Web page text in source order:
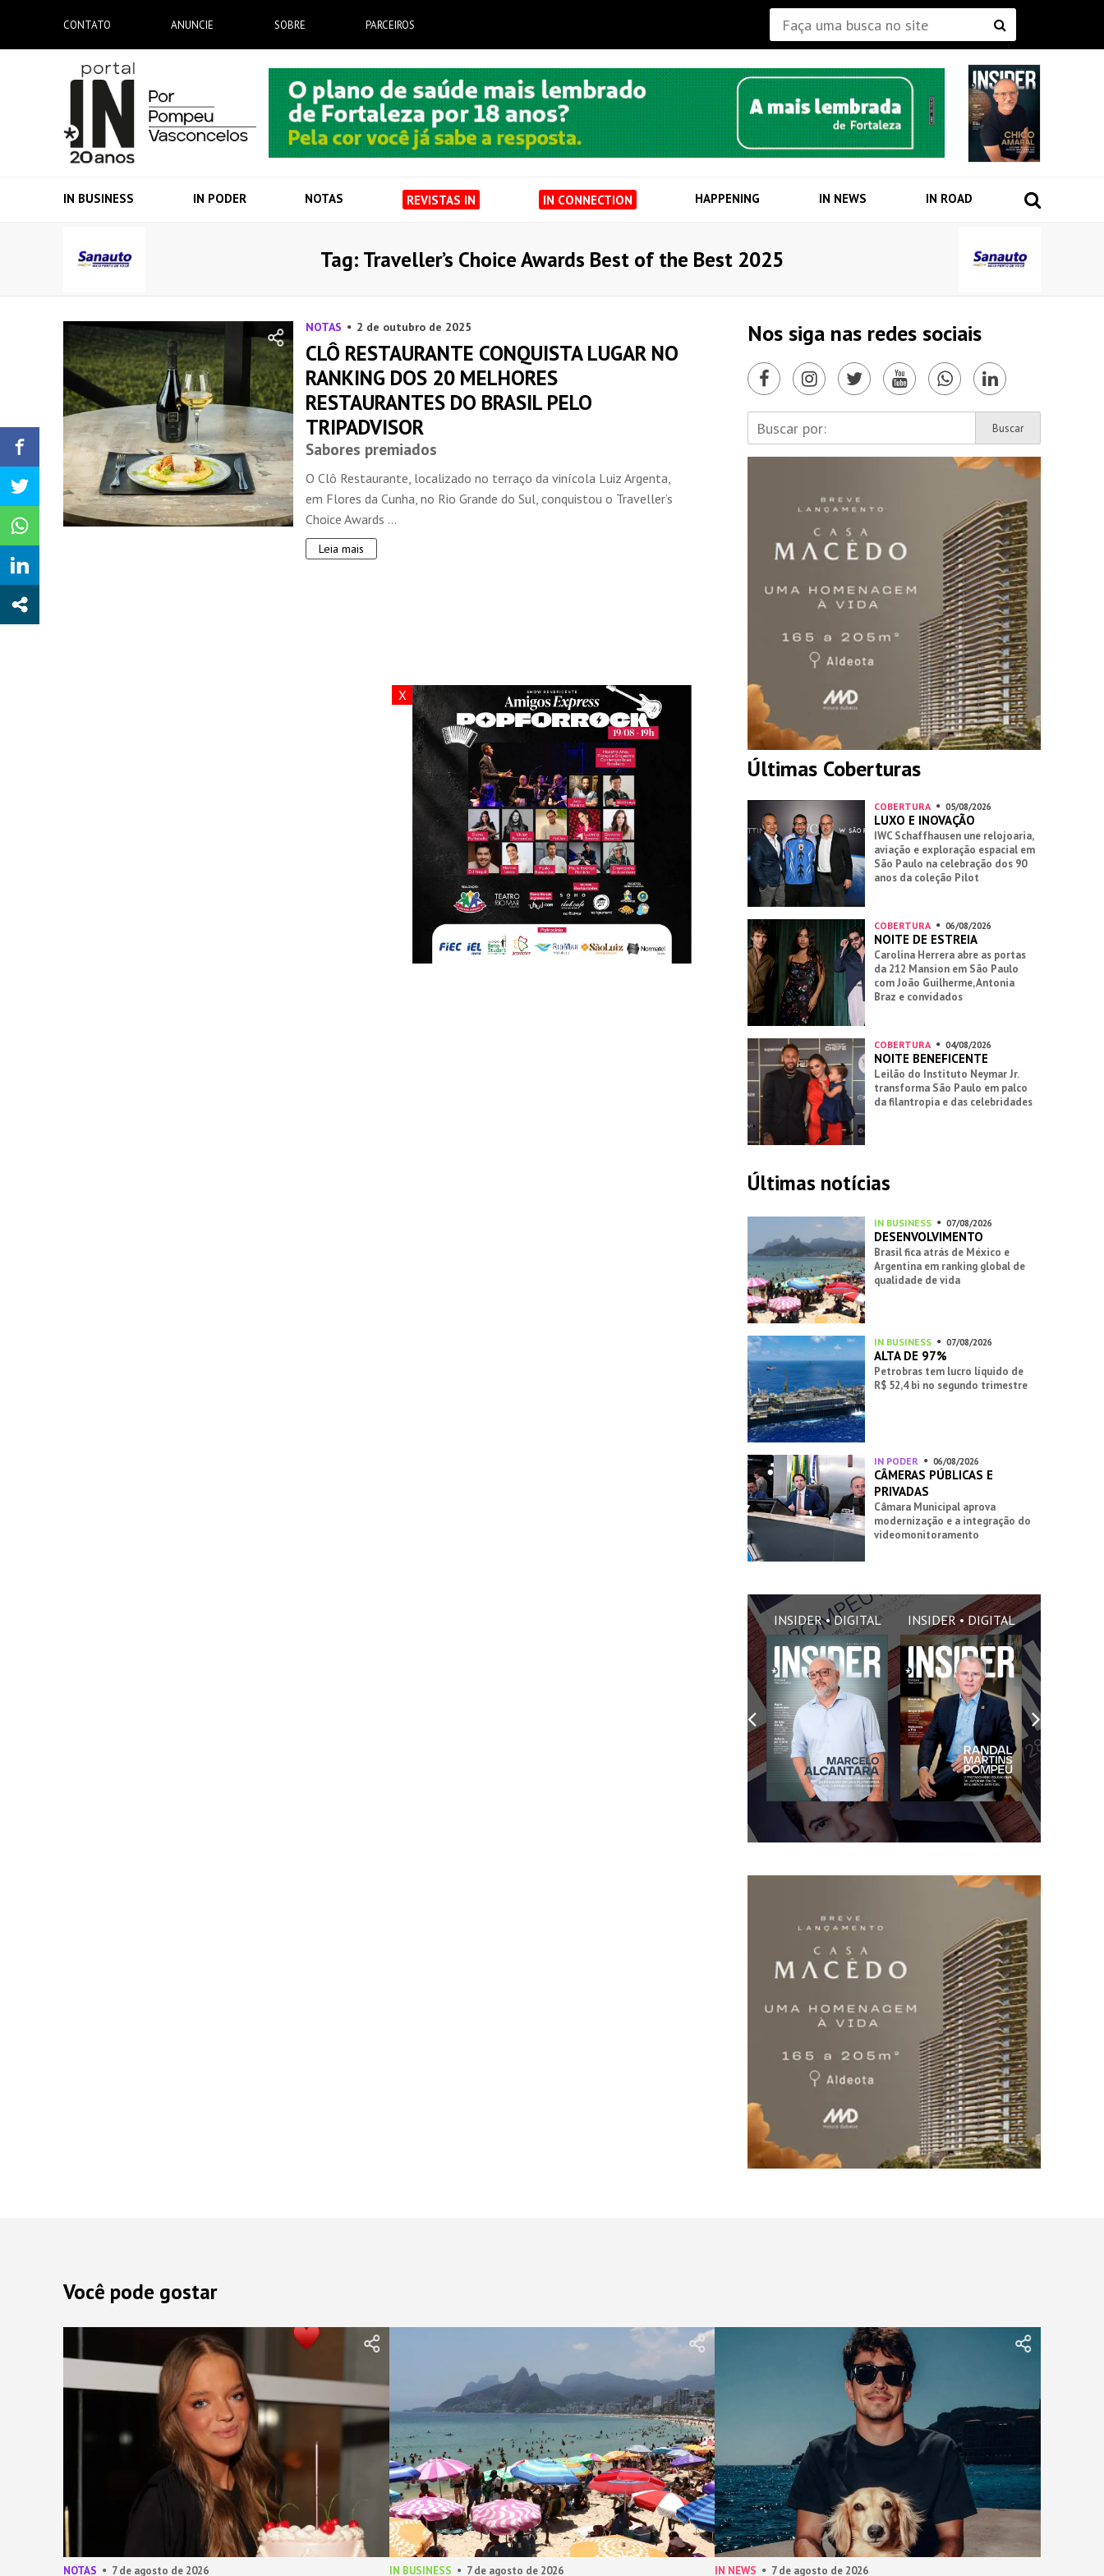
CONTATO ANUNCIE SOBRE PARCEIROS
IN BUSINESS IN PODER NOTAS REVISTAS IN IN CONNECTION HAPPENING IN NEWS IN ROAD
Tag: Traveller’s Choice Awards Best of the Best 2025
NOTAS 2 de outubro de 2025
CLÔ RESTAURANTE CONQUISTA LUGAR NO
RANKING DOS 20 MELHORES
RESTAURANTES DO BRASIL PELO
TRIPADVISOR
Sabores premiados
O Clô Restaurante, localizado no terraço da vinícola Luiz Argenta,
em Flores da Cunha, no Rio Grande do Sul, conquistou o Traveller’s
Choice Awards ...
Leia mais
Nos siga nas redes sociais
Últimas Coberturas
COBERTURA 05/08/2026
LUXO E INOVAÇÃO
IWC Schaffhausen une relojoaria,
aviação e exploração espacial em
São Paulo na celebração dos 90
anos da coleção Pilot
COBERTURA 06/08/2026
NOITE DE ESTREIA
Carolina Herrera abre as portas
da 212 Mansion em São Paulo
com João Guilherme, Antonia
Braz e convidados
COBERTURA 04/08/2026
NOITE BENEFICENTE
Leilão do Instituto Neymar Jr.
transforma São Paulo em palco
da filantropia e das celebridades
Últimas notícias
IN BUSINESS 07/08/2026
DESENVOLVIMENTO
Brasil fica atrás de México e
Argentina em ranking global de
qualidade de vida
IN BUSINESS 07/08/2026
ALTA DE 97%
Petrobras tem lucro líquido de
R$ 52,4 bi no segundo trimestre
IN PODER 06/08/2026
CÂMERAS PÚBLICAS E
PRIVADAS
Câmara Municipal aprova
modernização e a integração do
videomonitoramento
INSIDER • DIGITAL INSIDER • DIGITAL
Você pode gostar
NOTAS 7 de agosto de 2026 IN BUSINESS 7 de agosto de 2026 IN NEWS 7 de agosto de 2026
X